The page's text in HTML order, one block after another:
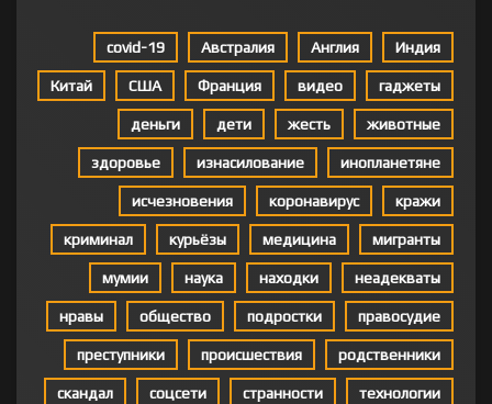
covid-19 Австралия Англия Индия
Китай США Франция видео гаджеты
деньги дети жесть животные
здоровье изнасилование инопланетяне
исчезновения коронавирус кражи
криминал курьёзы медицина мигранты
мумии наука находки неадекваты
нравы общество подростки правосудие
преступники происшествия родственники
скандал соцсети странности технологии